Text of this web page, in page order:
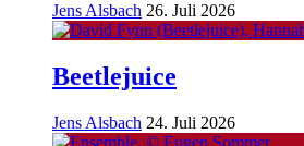
Jens Alsbach 26. Juli 2026
Beetlejuice
Jens Alsbach 24. Juli 2026